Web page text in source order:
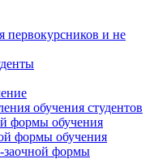
первокурсников и не
обучения студентов
формы обучения
формы обучения
заочной формы